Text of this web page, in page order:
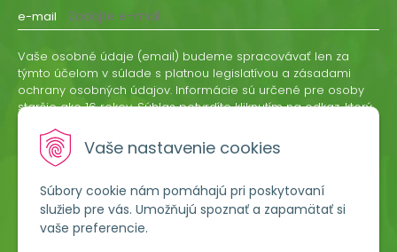
Vaše nastavenie cookies
Súbory cookie nám pomáhajú pri poskytovaní
služieb pre vás. Umožňujú spoznať a zapamätať si
vaše preferencie.
e-mail
ODOBERAŤ
Vaše osobné údaje (email) budeme spracovávať len za
týmto účelom v súlade s platnou legislatívou a zásadami
ochrany osobných údajov. Informácie sú určené pre osoby
staršie ako 16 rokov. Súhlas potvrdíte kliknutím na odkaz, ktorý
odvolať písomne, emailom alebo kliknutím na odkaz z
ktoréhokoľvek informačného emailu.